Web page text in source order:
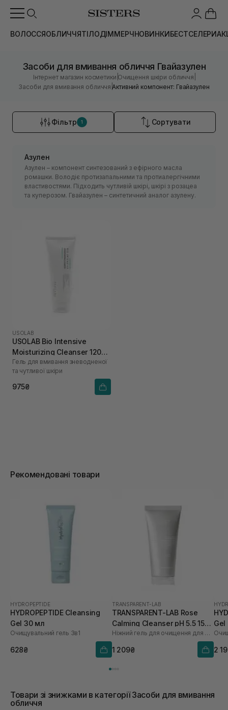
ВОЛОССЯОБЛИЧЧЯТІЛОДІММЕРЧНОВИНКИБЕСТСЕЛЕРИ
Засоби для вмивання обличчя Гвайазулен
Інтернет магазин косметики |Очищення шкіри обличчя
Засоби для вмивання обличчя |Активний компонент: Гвайазулен
Фільтр 1 Сортувати
Азулен
Азулен – компонент синтезований з ефірного масла
ромашки. Володіє протизапальними та протиалергічними
властивостями. Підходить чутливій шкірі, шкірі з розацеа
та куперозом. Гвайазулен – синтетичний аналог азулену.
USOLAB
USOLAB Bio Intensive
Moisturizing Cleanser 120
мл
Гель для вмивання зневодненої
та чутливої шкіри
975₴
Рекомендовані товари
HYDROPEPTIDE
HYDROPEPTIDE Cleansing
Gel 30 мл
Очищувальний гель 3в1
628₴
TRANSPARENT-LAB
TRANSPARENT-LAB Rose
Calming Cleanser pH 5.5 150
мл
Ніжний гель для очищення для обличчя
1 209₴
Gel
2
Товари зі знижками в категорії Засоби для вмивання
обличчя